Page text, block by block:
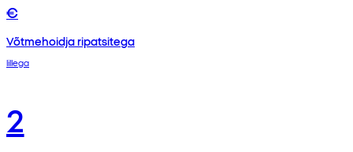
€
Võtmehoidja ripatsitega
lillega
2